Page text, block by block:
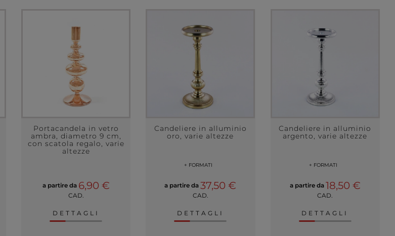
Portacandela in vetro
ambra, diametro 9 cm,
con scatola regalo, varie
altezze
a partire da 6,90 €
CAD.
DETTAGLI
Candeliere in alluminio
oro, varie altezze
+ FORMATI
a partire da 37,50 €
CAD.
DETTAGLI
Candeliere in alluminio
argento, varie altezze
+ FORMATI
a partire da 18,50 €
CAD.
DETTAGLI